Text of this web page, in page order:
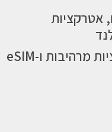
אטרקציות
אוטילה: נופש מושלם, אטרקציות מרהיבות ו-eSIM